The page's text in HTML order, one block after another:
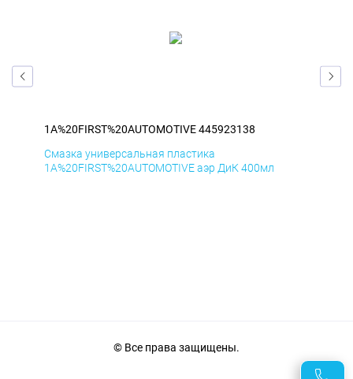
1A%20FIRST%20AUTOMOTIVE 445923138
Смазка универсальная пластика
1A%20FIRST%20AUTOMOTIVE аэр ДиК 400мл
© Все права защищены.